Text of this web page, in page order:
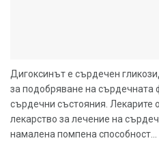
Дигоксинът е сърдечен
за подобряване на сърдечната
сърдечни състояния. Лекарите
лекарство за лечение на
намалена помпена способност...